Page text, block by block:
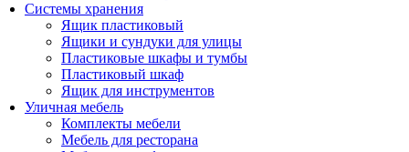
Системы хранения
Ящик пластиковый
Ящики и сундуки для улицы
Пластиковые шкафы и тумбы
Пластиковый шкаф
Ящик для инструментов
Уличная мебель
Комплекты мебели
Мебель для ресторана